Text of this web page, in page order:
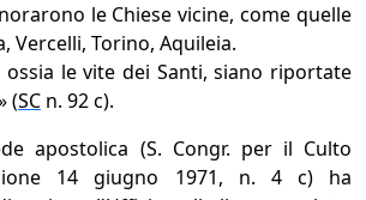
le Chiese vicine, come quelle
Vercelli, Torino, Aquileia.
ossia le vite dei Santi, siano riportate
(SC n. 92 c).
apostolica (S. Congr. per il Culto
14 giugno 1971, n. 4 c) ha